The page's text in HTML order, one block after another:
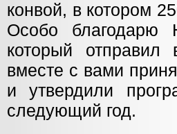
конвой, в котором
Особо благодарю
который
вместе с вами
и утвердили
следующий год.